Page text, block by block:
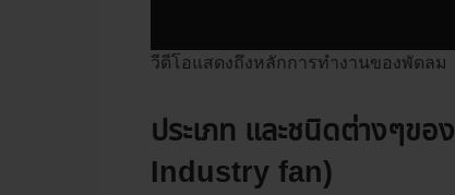
วีดีโอแสดงถึงหลักการทำงานของพัดลม
ประเภท และชนิดต่างๆของ
Industry fan)